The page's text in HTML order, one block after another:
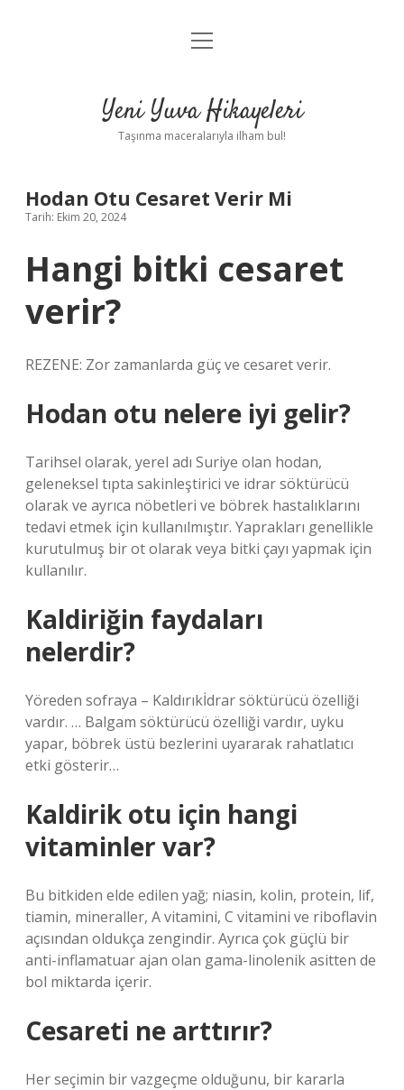
Anasayfa
Yasal Uyarı
menüyü
Yeni Yuva Hikayeleri
Taşınma maceralarıyla ilham bul!
Hodan Otu Cesaret Verir Mi
Tarih: Ekim 20, 2024
Hangi bitki cesaret
verir?
REZENE: Zor zamanlarda güç ve cesaret verir.
Hodan otu nelere iyi gelir?
Tarihsel olarak, yerel adı Suriye olan hodan,
geleneksel tıpta sakinleştirici ve idrar söktürücü
olarak ve ayrıca nöbetleri ve böbrek hastalıklarını
tedavi etmek için kullanılmıştır. Yaprakları genellikle
kurutulmuş bir ot olarak veya bitki çayı yapmak için
kullanılır.
Kaldiriğin faydaları
nelerdir?
Yöreden sofraya – Kaldırıkİdrar söktürücü özelliği
vardır. … Balgam söktürücü özelliği vardır, uyku
yapar, böbrek üstü bezlerini uyararak rahatlatıcı
etki gösterir…
Kaldirik otu için hangi
vitaminler var?
Bu bitkiden elde edilen yağ; niasin, kolin, protein, lif,
tiamin, mineraller, A vitamini, C vitamini ve riboflavin
açısından oldukça zengindir. Ayrıca çok güçlü bir
anti-inflamatuar ajan olan gama-linolenik asitten de
bol miktarda içerir.
Cesareti ne arttırır?
Her seçimin bir vazgeçme olduğunu, bir kararla